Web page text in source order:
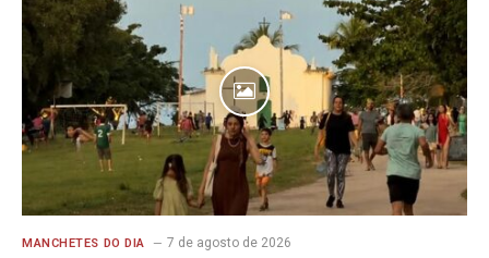
MANCHETES DO DIA 7 de agosto de 2026